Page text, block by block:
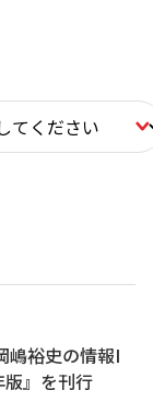
嶋裕史の情報I
』を刊行